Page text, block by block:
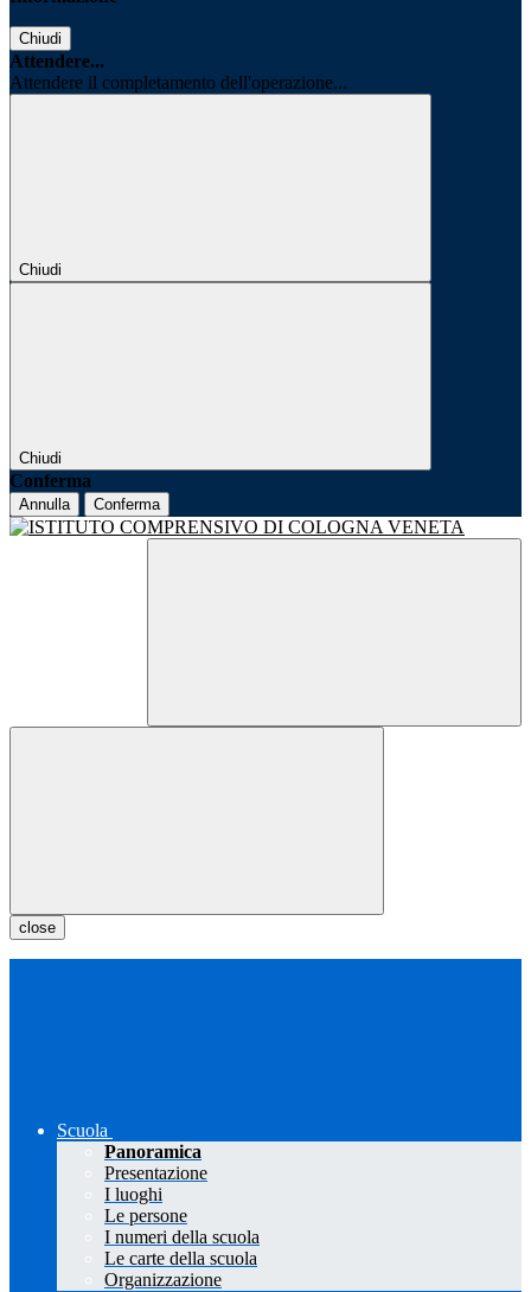
Chiudi
Attendere...
Attendere il completamento dell'operazione...
Chiudi
Chiudi
Conferma
Annulla Conferma
close
Scuola
Panoramica
Presentazione
I luoghi
Le persone
I numeri della scuola
Le carte della scuola
Organizzazione